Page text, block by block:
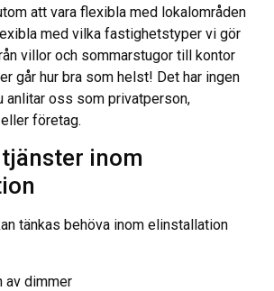
att vara flexibla med lokalområden
med vilka fastighetstyper vi gör
villor och sommarstugor till kontor
går hur bra som helst! Det har ingen
anlitar oss som privatperson,
företag.
inom
tänkas behöva inom elinstallation
av dimmer